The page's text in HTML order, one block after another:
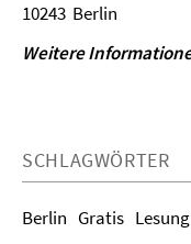
10243 Berlin
Weitere
SCHLAGWÖRTER
Berlin Gratis Lesung